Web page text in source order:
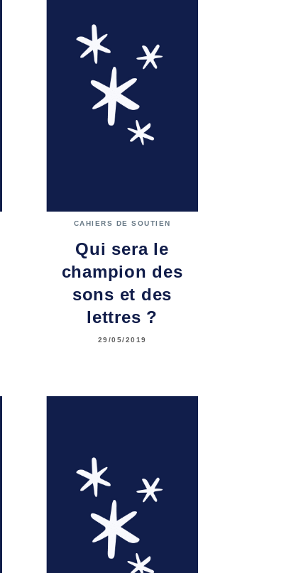
CAHIERS DE SOUTIEN
Qui sera le
champion des
sons et des
lettres ?
29/05/2019